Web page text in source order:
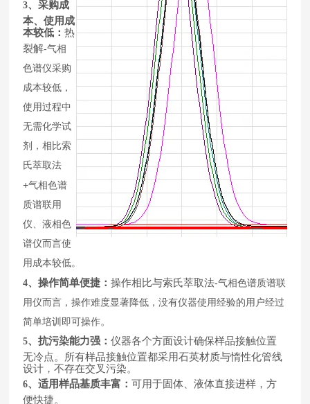
3、采购成
本、使用成
本较低：热
裂解-气相
色谱仪采购
成本较低，
使用过程中
无需化学试
剂，相比索
氏萃取法
+气相色谱
质谱联用
仪、液相色
谱仪而言使
用成本较低。
4、操作简单便捷：操作相比与索氏萃取法-气相色谱质谱联
用仪而言，操作难度显著降低，没有仪器使用经验的用户经过
简单培训即可操作。
5、抗污染能力强：仪器各个方面设计确保样品接触位置
无冷点。所有样品接触位置都采用石英材质与惰性化管线
设计，不存在交叉污染。
6、适用样品基质丰富：可用于固体、液体直接进样，方
便快捷。